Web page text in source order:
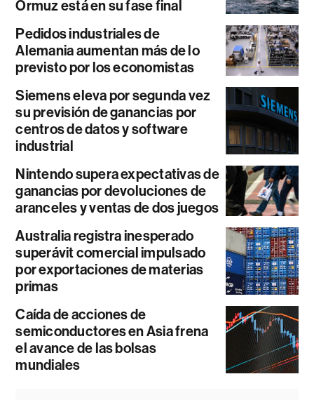
Ormuz está en su fase final
Pedidos industriales de
Alemania aumentan más de lo
previsto por los economistas
Siemens eleva por segunda vez
su previsión de ganancias por
centros de datos y software
industrial
Nintendo supera expectativas de
ganancias por devoluciones de
aranceles y ventas de dos juegos
Australia registra inesperado
superávit comercial impulsado
por exportaciones de materias
primas
Caída de acciones de
semiconductores en Asia frena
el avance de las bolsas
mundiales